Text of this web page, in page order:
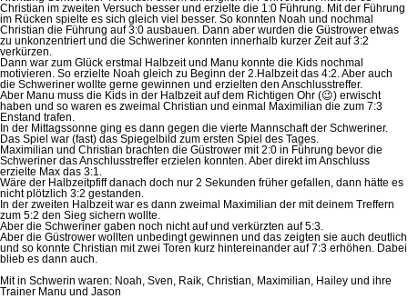
Christian im zweiten Versuch besser und erzielte die 1:0 Führung. Mit der Führung
im Rücken spielte es sich gleich viel besser. So konnten Noah und nochmal
Christian die Führung auf 3:0 ausbauen. Dann aber wurden die Güstrower etwas
zu unkonzentriert und die Schweriner konnten innerhalb kurzer Zeit auf 3:2
verkürzen.
Dann war zum Glück erstmal Halbzeit und Manu konnte die Kids nochmal
motivieren. So erzielte Noah gleich zu Beginn der 2.Halbzeit das 4:2. Aber auch
die Schweriner wollte gerne gewinnen und erzielten den Anschlusstreffer.
Aber Manu muss die Kids in der Halbzeit auf dem Richtigen Ohr (😉) erwischt
haben und so waren es zweimal Christian und einmal Maximilian die zum 7:3
Enstand trafen.
In der Mittagssonne ging es dann gegen die vierte Mannschaft der Schweriner.
Das Spiel war (fast) das Spiegelbild zum ersten Spiel des Tages.
Maximilian und Christian brachten die Güstrower mit 2:0 in Führung bevor die
Schweriner das Anschlusstreffer erzielen konnten. Aber direkt im Anschluss
erzielte Max das 3:1.
Wäre der Halbzeitpfiff danach doch nur 2 Sekunden früher gefallen, dann hätte es
nicht plötzlich 3:2 gestanden.
In der zweiten Halbzeit war es dann zweimal Maximilian der mit deinem Treffern
zum 5:2 den Sieg sichern wollte.
Aber die Schweriner gaben noch nicht auf und verkürzten auf 5:3.
Aber die Güstrower wollten unbedingt gewinnen und das zeigten sie auch deutlich
und so konnte Christian mit zwei Toren kurz hintereinander auf 7:3 erhöhen. Dabei
blieb es dann auch.
Mit in Schwerin waren: Noah, Sven, Raik, Christian, Maximilian, Hailey und ihre
Trainer Manu und Jason